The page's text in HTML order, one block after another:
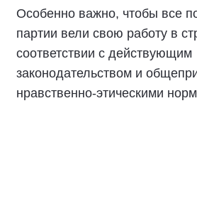
Особенно важно, чтобы все
партии вели свою работу в
соответствии с действующим
законодательством и
нравственно-этическими